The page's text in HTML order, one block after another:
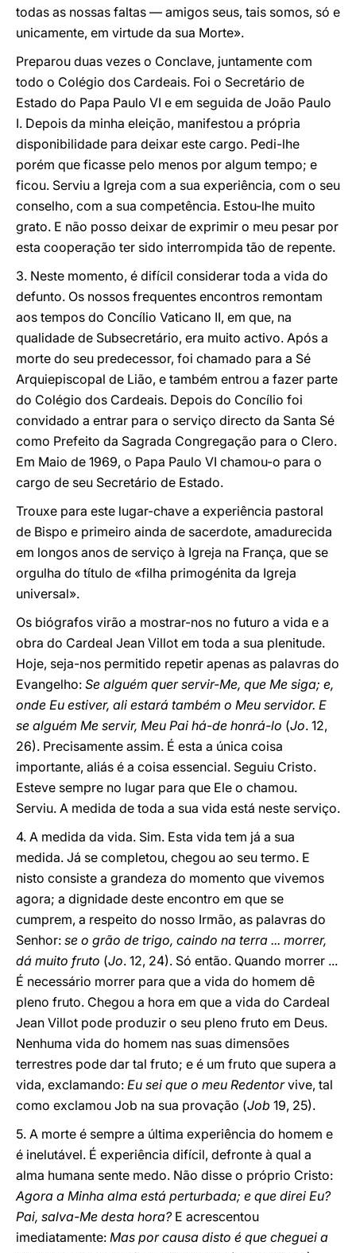
todas as nossas faltas — amigos seus, tais somos, só e
unicamente, em virtude da sua Morte».
Preparou duas vezes o Conclave, juntamente com
todo o Colégio dos Cardeais. Foi o Secretário de
Estado do Papa Paulo VI e em seguida de João Paulo
I. Depois da minha eleição, manifestou a própria
disponibilidade para deixar este cargo. Pedi-lhe
porém que ficasse pelo menos por algum tempo; e
ficou. Serviu a Igreja com a sua experiência, com o seu
conselho, com a sua competência. Estou-lhe muito
grato. E não posso deixar de exprimir o meu pesar por
esta cooperação ter sido interrompida tão de repente.
3. Neste momento, é difícil considerar toda a vida do
defunto. Os nossos frequentes encontros remontam
aos tempos do Concílio Vaticano II, em que, na
qualidade de Subsecretário, era muito activo. Após a
morte do seu predecessor, foi chamado para a Sé
Arquiepiscopal de Lião, e também entrou a fazer parte
do Colégio dos Cardeais. Depois do Concílio foi
convidado a entrar para o serviço directo da Santa Sé
como Prefeito da Sagrada Congregação para o Clero.
Em Maio de 1969, o Papa Paulo VI chamou-o para o
cargo de seu Secretário de Estado.
Trouxe para este lugar-chave a experiência pastoral
de Bispo e primeiro ainda de sacerdote, amadurecida
em longos anos de serviço à Igreja na França, que se
orgulha do título de «filha primogénita da Igreja
universal».
Os biógrafos virão a mostrar-nos no futuro a vida e a
obra do Cardeal Jean Villot em toda a sua plenitude.
Hoje, seja-nos permitido repetir apenas as palavras do
Evangelho: Se alguém quer servir-Me, que Me siga; e,
onde Eu estiver, ali estará também o Meu servidor. E
se alguém Me servir, Meu Pai há-de honrá-lo (Jo. 12,
26). Precisamente assim. É esta a única coisa
importante, aliás é a coisa essencial. Seguiu Cristo.
Esteve sempre no lugar para que Ele o chamou.
Serviu. A medida de toda a sua vida está neste serviço.
4. A medida da vida. Sim. Esta vida tem já a sua
medida. Já se completou, chegou ao seu termo. E
nisto consiste a grandeza do momento que vivemos
agora; a dignidade deste encontro em que se
cumprem, a respeito do nosso Irmão, as palavras do
Senhor: se o grão de trigo, caindo na terra ... morrer,
dá muito fruto (Jo. 12, 24). Só então. Quando morrer ...
É necessário morrer para que a vida do homem dê
pleno fruto. Chegou a hora em que a vida do Cardeal
Jean Villot pode produzir o seu pleno fruto em Deus.
Nenhuma vida do homem nas suas dimensões
terrestres pode dar tal fruto; e é um fruto que supera a
vida, exclamando: Eu sei que o meu Redentorvive, tal
como exclamou Job na sua provação (Job 19, 25).
5. A morte é sempre a última experiência do homem e
é inelutável. É experiência difícil, defronte à qual a
alma humana sente medo. Não disse o próprio Cristo:
Agora a Minha alma está perturbada; e que direi Eu?
Pai, salva-Me desta hora?E acrescentou
imediatamente: Mas por causa disto é que cheguei a